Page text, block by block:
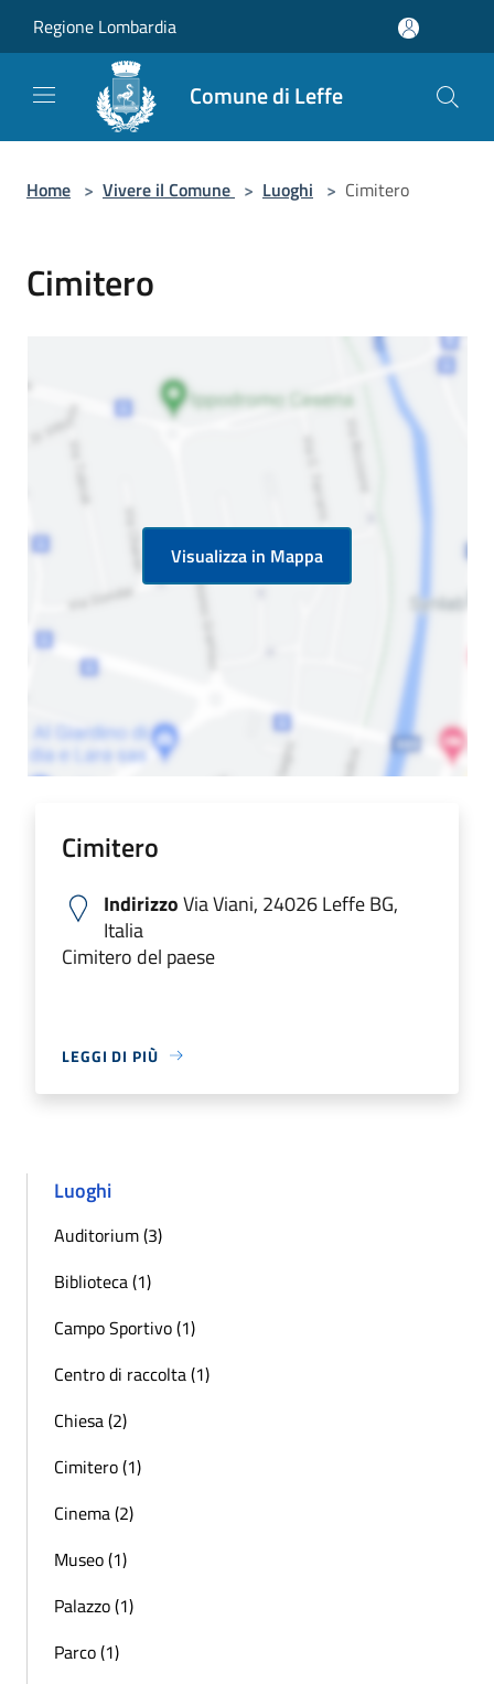
Regione Lombardia
Comune di Leffe
Home > Vivere il Comune > Luoghi > Cimitero
Cimitero
Visualizza in Mappa
Cimitero
IndirizzoVia Viani, 24026 Leffe BG,
Italia
Cimitero del paese
LEGGI DI PIÙ
Luoghi
Auditorium (3)
Biblioteca (1)
Campo Sportivo (1)
Centro di raccolta (1)
Chiesa (2)
Cimitero (1)
Cinema (2)
Museo (1)
Palazzo (1)
Parco (1)